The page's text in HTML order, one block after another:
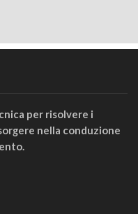
per risolvere i
nella conduzione